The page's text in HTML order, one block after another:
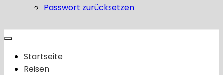
Passwort zurücksetzen
Startseite
Reisen